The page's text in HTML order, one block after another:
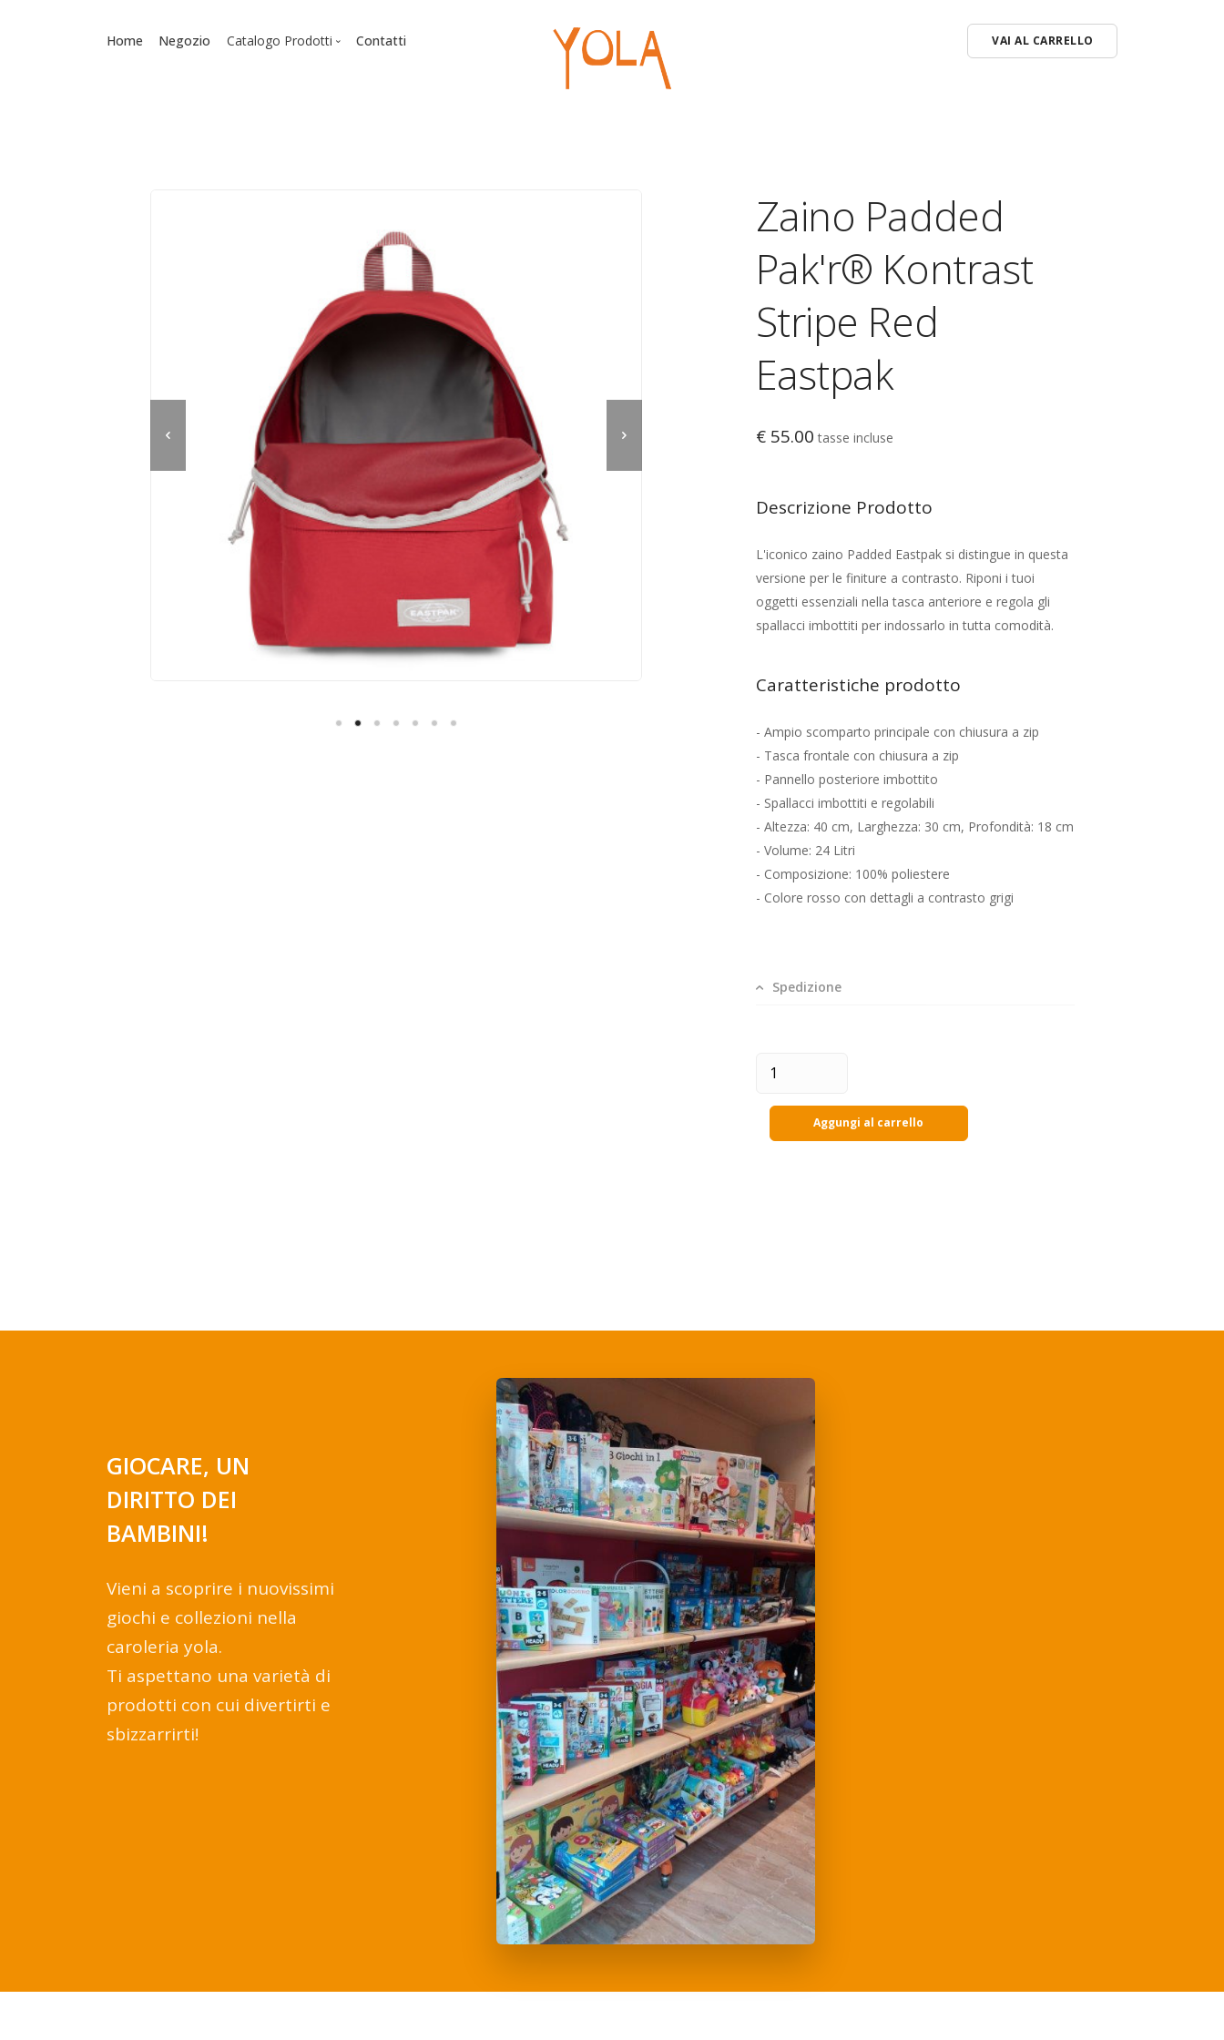
Home Negozio Catalogo Prodotti
Articoli Vari
Contatti VAI AL CARRELLO
Zaino Padded
Pak'r® Kontrast
Stripe Red
Eastpak
€ 55.00 tasse incluse
Descrizione Prodotto
L'iconico zaino Padded Eastpak si distingue in questa
versione per le finiture a contrasto. Riponi i tuoi
oggetti essenziali nella tasca anteriore e regola gli
spallacci imbottiti per indossarlo in tutta comodità.
Caratteristiche prodotto
- Ampio scomparto principale con chiusura a zip
- Tasca frontale con chiusura a zip
- Pannello posteriore imbottito
- Spallacci imbottiti e regolabili
- Altezza: 40 cm, Larghezza: 30 cm, Profondità: 18 cm
- Volume: 24 Litri
- Composizione: 100% poliestere
- Colore rosso con dettagli a contrasto grigi
Spedizione
Aggungi al carrello
GIOCARE, UN
DIRITTO DEI
BAMBINI!
Vieni a scoprire i nuovissimi
giochi e collezioni nella
caroleria yola.
Ti aspettano una varietà di
prodotti con cui divertirti e
sbizzarrirti!